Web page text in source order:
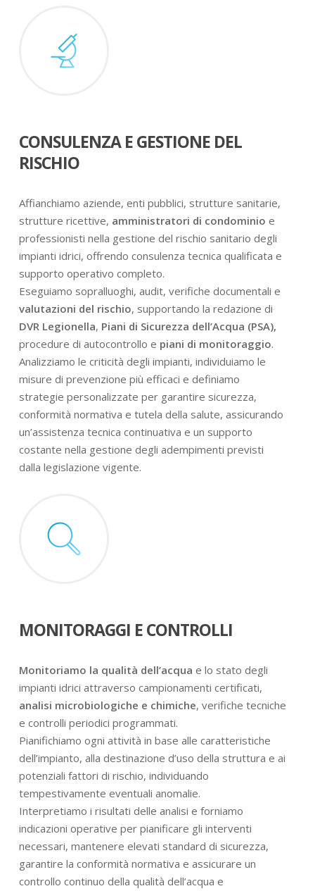
CONSULENZA E GESTIONE DEL
RISCHIO
Affianchiamo aziende, enti pubblici, strutture sanitarie,
strutture ricettive, amministratori di condominio e
professionisti nella gestione del rischio sanitario degli
impianti idrici, offrendo consulenza tecnica qualificata e
supporto operativo completo.
Eseguiamo sopralluoghi, audit, verifiche documentali e
valutazioni del rischio, supportando la redazione di
DVR Legionella, Piani di Sicurezza dell’Acqua (PSA),
procedure di autocontrollo e piani di monitoraggio.
Analizziamo le criticità degli impianti, individuiamo le
misure di prevenzione più efficaci e definiamo
strategie personalizzate per garantire sicurezza,
conformità normativa e tutela della salute, assicurando
un’assistenza tecnica continuativa e un supporto
costante nella gestione degli adempimenti previsti
dalla legislazione vigente.
MONITORAGGI E CONTROLLI
Monitoriamo la qualità dell’acqua e lo stato degli
impianti idrici attraverso campionamenti certificati,
analisi microbiologiche e chimiche, verifiche tecniche
e controlli periodici programmati.
Pianifichiamo ogni attività in base alle caratteristiche
dell’impianto, alla destinazione d’uso della struttura e ai
potenziali fattori di rischio, individuando
tempestivamente eventuali anomalie.
Interpretiamo i risultati delle analisi e forniamo
indicazioni operative per pianificare gli interventi
necessari, mantenere elevati standard di sicurezza,
garantire la conformità normativa e assicurare un
controllo continuo della qualità dell’acqua e